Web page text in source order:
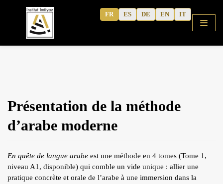
contenu
BOUTIQUE
COURS
ARABE CORANIQUE (METHODE)
TAFSÎR
Présentation de la méthode
d’arabe moderne
En quête de langue arabe est une méthode en 4 tomes (Tome 1,
niveau A1, disponible) qui comble un vide unique : allier une
pratique concrète et orale de l’arabe à une immersion dans la
FR ES DE EN IT